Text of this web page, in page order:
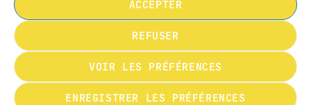
ACCEPTER
REFUSER
VOIR LES PRÉFÉRENCES
ENREGISTRER LES PRÉFÉRENCES
AU PLAISIR DE LIRE 18 09 24
AU PLAISIR DE LIRE 04 09 24